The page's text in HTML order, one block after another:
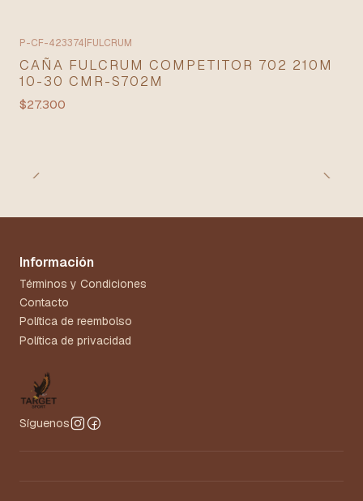
P-CF-423374 FULCRUM
CAÑA FULCRUM COMPETITOR 702 210M
10-30 CMR-S702M
$27.300
Información
Términos y Condiciones
Contacto
Política de reembolso
Política de privacidad
Síguenos